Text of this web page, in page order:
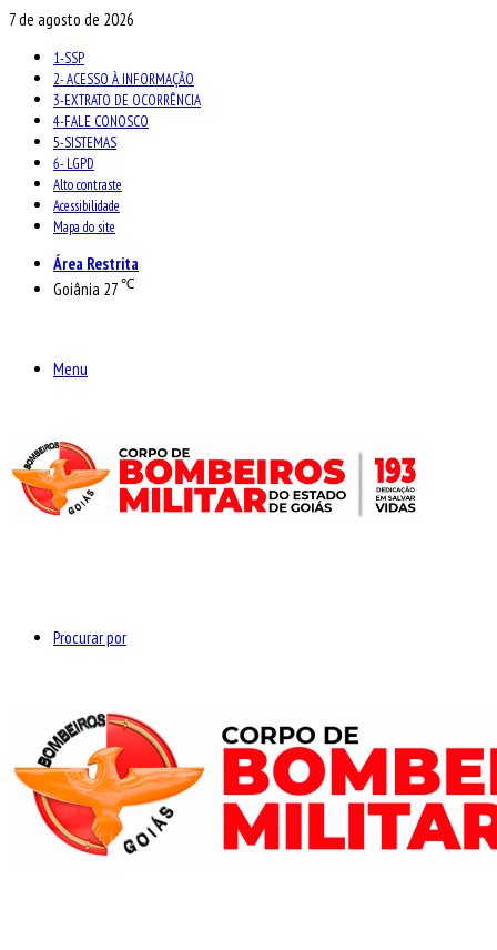
7 de agosto de 2026
1-SSP
2- ACESSO À INFORMAÇÃO
3-EXTRATO DE OCORRÊNCIA
4-FALE CONOSCO
5-SISTEMAS
6- LGPD
Alto contraste
Acessibilidade
Mapa do site
Área Restrita
Goiânia 27℃
Menu
Procurar por